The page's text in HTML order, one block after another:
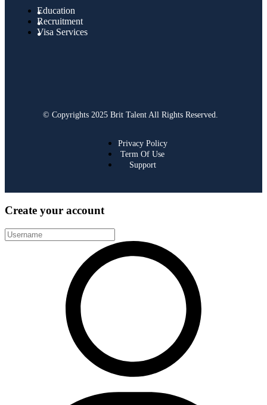
Education
Recruitment
Visa Services
© Copyrights 2025 Brit Talent All Rights Reserved.
Privacy Policy
Term Of Use
Support
Create your account